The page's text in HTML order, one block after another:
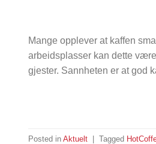
Mange opplever at kaffen
arbeidsplasser kan dette
gjester. Sannheten er at god
Posted in Aktuelt Tagged